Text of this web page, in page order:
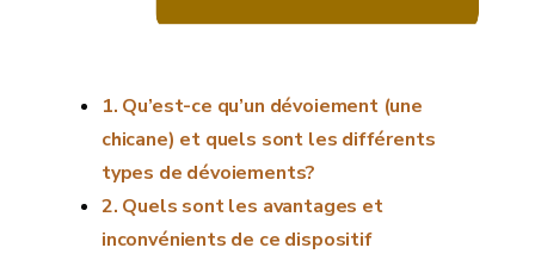
Qu’est-ce qu’un dévoiement (une
chicane) et quels sont les différents
types de dévoiements?
Quels sont les avantages et
inconvénients de ce dispositif